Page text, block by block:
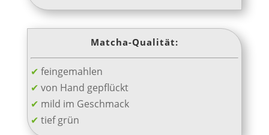
Matcha-Qualität:
✔ feingemahlen
✔ von Hand gepflückt
✔ mild im Geschmack
✔ tief grün